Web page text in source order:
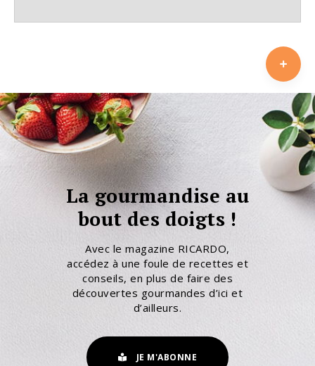
La gourmandise au
bout des doigts !
Avec le magazine RICARDO,
accédez à une foule de recettes et
conseils, en plus de faire des
découvertes gourmandes d’ici et
d’ailleurs.
JE M'ABONNE